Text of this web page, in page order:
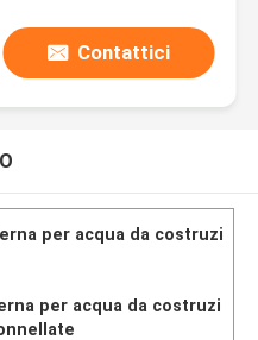
Contattici
per acqua da costruzi
per acqua da costruzi